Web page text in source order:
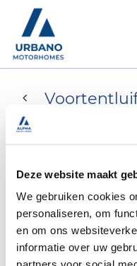
Deze website maakt
We gebruiken cookies
personaliseren, om
en om ons
informatie over uw
Voortentluifels
Geen